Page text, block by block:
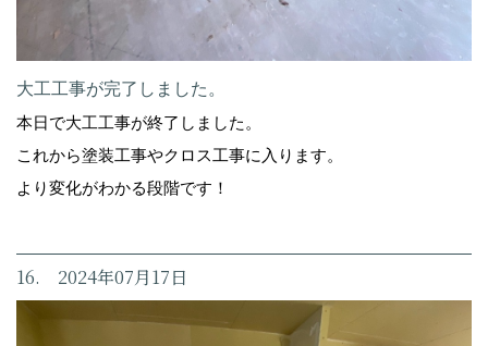
大工工事が完了しました。
本日で大工工事が終了しました。
これから塗装工事やクロス工事に入ります。
より変化がわかる段階です！
16. 2024年07月17日